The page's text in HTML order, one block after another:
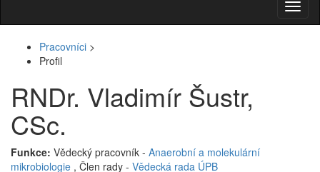
Pracovníci >
Profil
RNDr. Vladimír Šustr,
CSc.
Funkce: Vědecký pracovník - Anaerobní a molekulární
mikrobiologie , Člen rady - Vědecká rada ÚPB